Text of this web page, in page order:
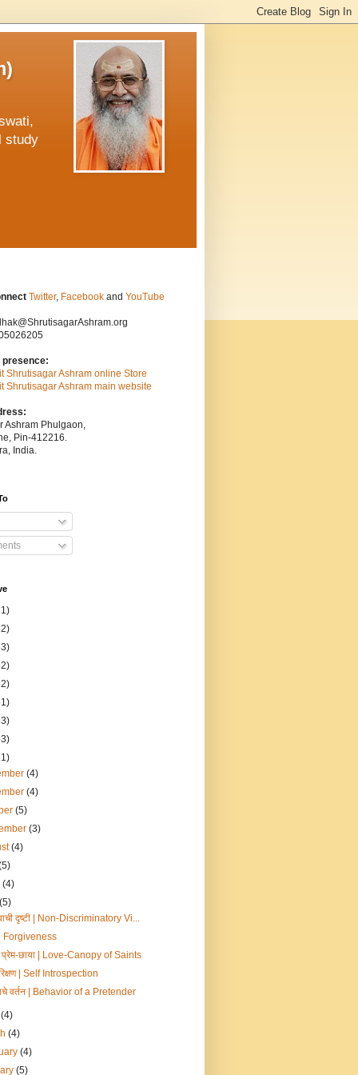
study
Twitter, Facebook and YouTube
presence:
Shrutisagar Ashram online Store
Shrutisagar Ashram main website
Ashram Phulgaon,
Pin-412216.
India.
(4)
(4)
(5)
(3)
(4)
(4)
(5)
दृष्टी | Non-Discriminatory Vi...
| Forgiveness
प्रेम-छाया | Love-Canopy of Saints
| Self Introspection
वर्तन | Behavior of a Pretender
(4)
(4)
(4)
(5)